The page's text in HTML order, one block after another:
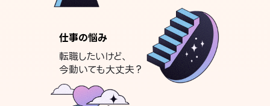
仕事の悩み
転職したいけど、
今動いても大丈夫？